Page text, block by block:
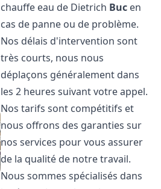
chauffe eau de Dietrich Buc en
cas de panne ou de problème.
Nos délais d'intervention sont
très courts, nous nous
déplaçons généralement dans
les 2 heures suivant votre appel.
Nos tarifs sont compétitifs et
nous offrons des garanties sur
nos services pour vous assurer
de la qualité de notre travail.
Nous sommes spécialisés dans